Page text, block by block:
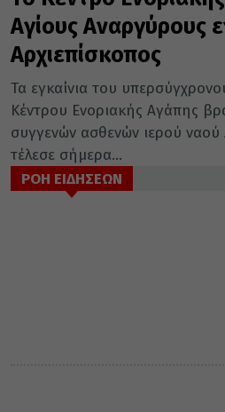
Αγίους Αναργύρους
Αρχιεπίσκοπος
Τα εγκαίνια του
Κέντρου Ενοριακής Αγάπης
συγγενών ασθενών ιερού
τέλεσε σήμερα...
ΡΟΗ ΕΙΔΗΣΕΩΝ